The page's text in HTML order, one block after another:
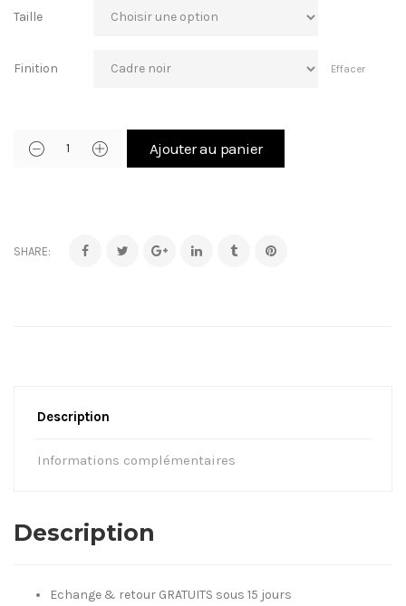
Taille
Finition Effacer
Ajouter au panier
SHARE:
Description
Informations complémentaires
Description
Echange & retour GRATUITS sous 15 jours